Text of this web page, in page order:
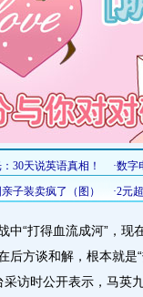
中“打得血流成河”，
后方谈和解，根本就是
采访时公开表示，马英